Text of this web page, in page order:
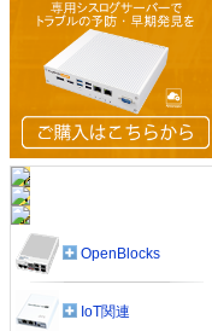
OpenBlocks
IoT関連